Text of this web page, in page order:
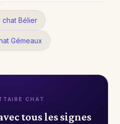
chat Bélier
Gémeaux
CHAT
tous les signes